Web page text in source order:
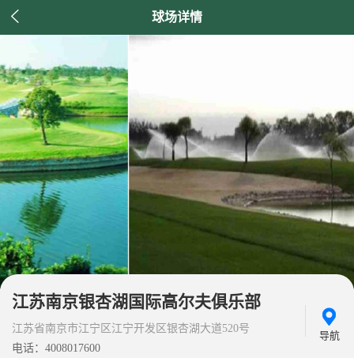
 球场详情
江苏南京银杏湖国际高尔夫俱乐部
江苏省南京市江宁区江宁开发区银杏湖大道520号
电话：4008017600
导航